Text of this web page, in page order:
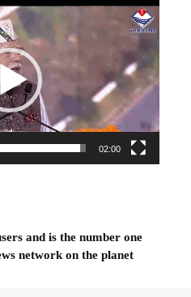
02:00
and is the number one
network on the planet